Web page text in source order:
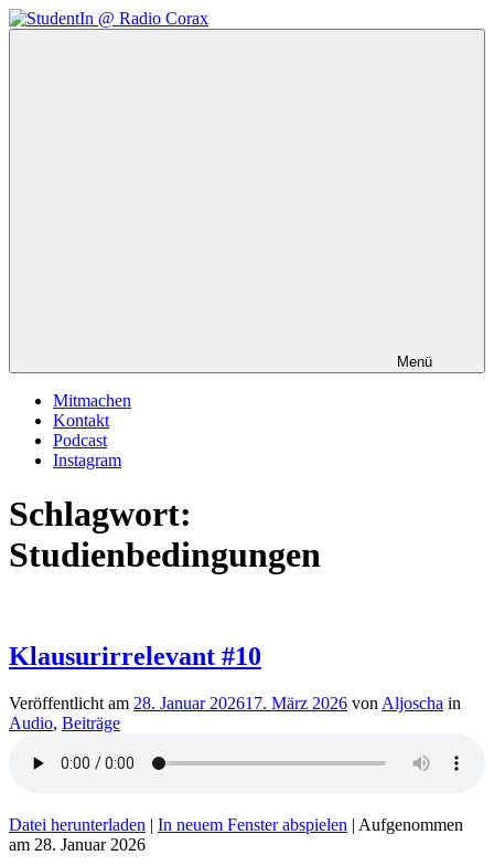
Zum
Inhalt
Menü
Mitmachen
Kontakt
Podcast
Instagram
Schlagwort:
Studienbedingungen
Klausurirrelevant #10
Veröffentlicht am 28. Januar 202617. März 2026 von Aljoscha in
Audio, Beiträge
Datei herunterladen | In neuem Fenster abspielen | Aufgenommen
am 28. Januar 2026